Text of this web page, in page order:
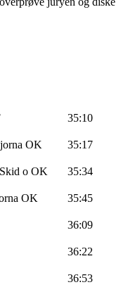
35:10
OK 35:17
Skid o OK 35:34
OK 35:45
36:09
36:22
36:53